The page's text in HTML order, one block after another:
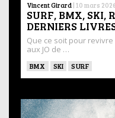
Vincent Girard | 10 mars 2026
SURF, BMX, SKI,
DERNIERS
Que ce soit pour
aux JO de …
BMX SKI SURF